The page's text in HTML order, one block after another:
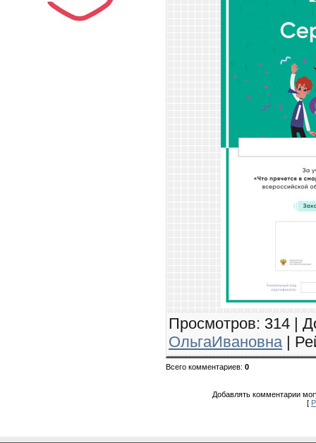
Просмотров: 314 |
ОльгаИвановна |
Всего комментариев: 0
Добавлять комментарии
[